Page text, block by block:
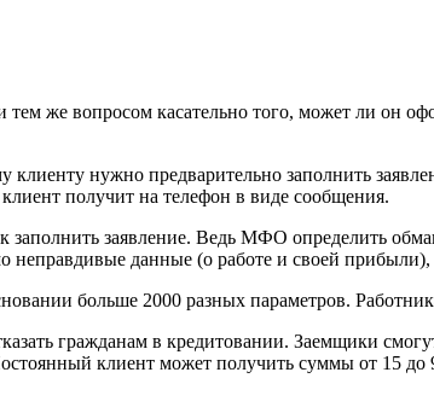
же вопросом касательно того, может ли он
клиенту нужно предварительно заполнить
получит на телефон в виде сообщения.
заполнить заявление. Ведь МФО определить
данные (о работе и своей прибыли),
больше 2000 разных параметров.
гражданам в кредитовании. Заемщики
клиент может получить суммы от 15 до